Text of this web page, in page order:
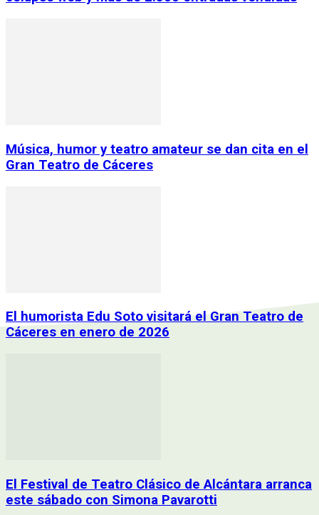
Música, humor y teatro amateur se dan cita en el
Gran Teatro de Cáceres
El humorista Edu Soto visitará el Gran Teatro de
Cáceres en enero de 2026
El Festival de Teatro Clásico de Alcántara arranca
este sábado con Simona Pavarotti